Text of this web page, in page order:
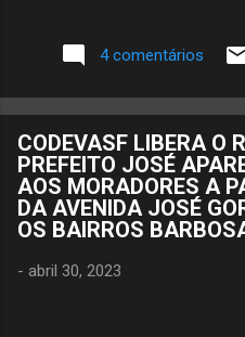
4 comentários
CODEVASF LIBERA O
PREFEITO JOSÉ
AOS MORADORES A
DA AVENIDA JOSÉ
OS BAIRROS
- abril 30, 2023